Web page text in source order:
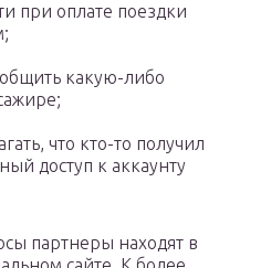
при оплате поездки
какую-либо
что кто-то получил
доступ к аккаунту
партнеры находят в